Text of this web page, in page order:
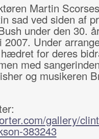
Martin
sad ved siden af
under den 30.
Under
for deres
med
og musikeren
gallery/
383243